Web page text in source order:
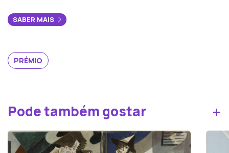
SABER MAIS
PRÉMIO
Pode também gostar +